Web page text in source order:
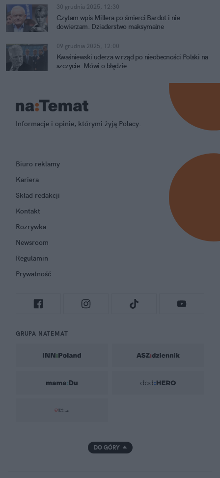
30 grudnia 2025, 12:30
Czytam wpis Millera po śmierci Bardot i nie
dowierzam. Dziaderstwo maksymalne
09 grudnia 2025, 12:00
Kwaśniewski uderza w rząd po nieobecności Polski na
szczycie. Mówi o błędzie
Informacje i opinie, którymi żyją Polacy.
Biuro reklamy
Kariera
Skład redakcji
Kontakt
Rozrywka
Newsroom
Regulamin
Prywatność
GRUPA NATEMAT
DO GÓRY